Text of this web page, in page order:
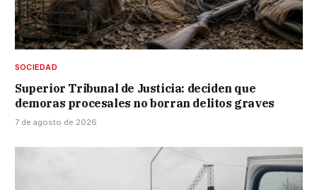
SOCIEDAD
Superior Tribunal de Justicia: deciden que
demoras procesales no borran delitos graves
7 de agosto de 2026